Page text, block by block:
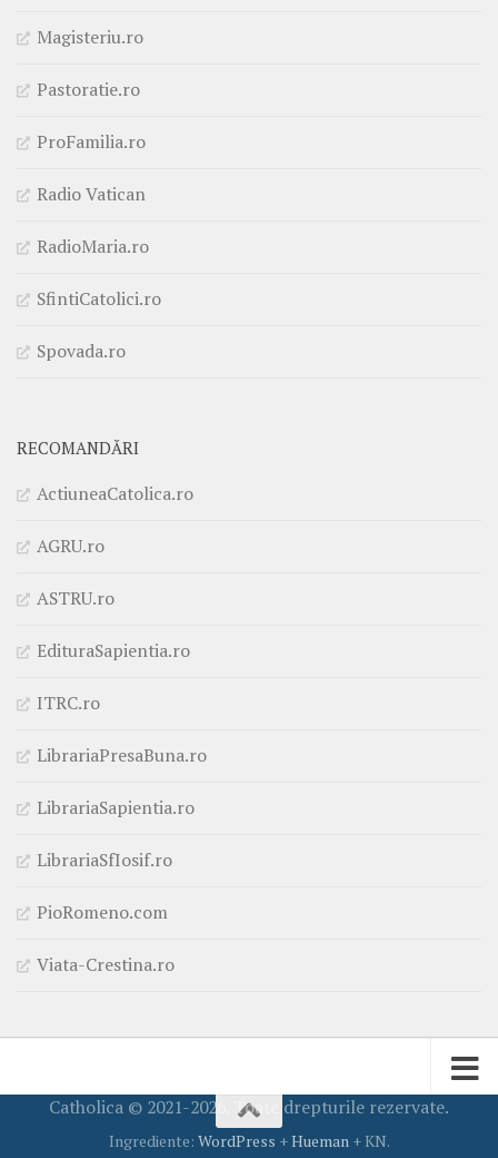
Magisteriu.ro
Pastoratie.ro
ProFamilia.ro
Radio Vatican
RadioMaria.ro
SfintiCatolici.ro
Spovada.ro
RECOMANDĂRI
ActiuneaCatolica.ro
AGRU.ro
ASTRU.ro
EdituraSapientia.ro
ITRC.ro
LibrariaPresaBuna.ro
LibrariaSapientia.ro
LibrariaSfIosif.ro
PioRomeno.com
Viata-Crestina.ro
Catholica © 2021-2026. Toate drepturile rezervate.
Ingrediente: WordPress +Hueman+ KN.